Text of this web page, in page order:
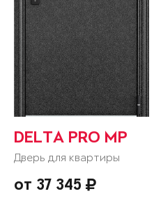
DELTA PRO MP
Дверь для квартиры
от 37 345